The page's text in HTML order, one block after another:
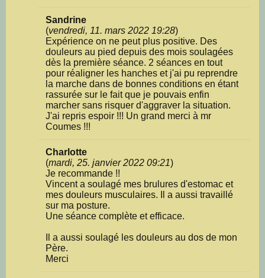
Sandrine
(vendredi, 11. mars 2022 19:28)
Expérience on ne peut plus positive. Des
douleurs au pied depuis des mois soulagées
dès la première séance. 2 séances en tout
pour réaligner les hanches et j'ai pu reprendre
la marche dans de bonnes conditions en étant
rassurée sur le fait que je pouvais enfin
marcher sans risquer d'aggraver la situation.
J'ai repris espoir !!! Un grand merci à mr
Coumes !!!
Charlotte
(mardi, 25. janvier 2022 09:21)
Je recommande !!
Vincent a soulagé mes brulures d'estomac et
mes douleurs musculaires. Il a aussi travaillé
sur ma posture.
Une séance complète et efficace.
Il a aussi soulagé les douleurs au dos de mon
Père.
Merci